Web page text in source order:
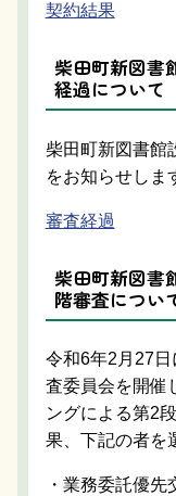
契約結果
柴田町新図書
経過について
柴田町新図書館
をお知らせしま
審査経過
柴田町新図書
階審査につい
令和6年2月27
査委員会を開催
ングによる第2
果、下記の者を
・業務委託優先